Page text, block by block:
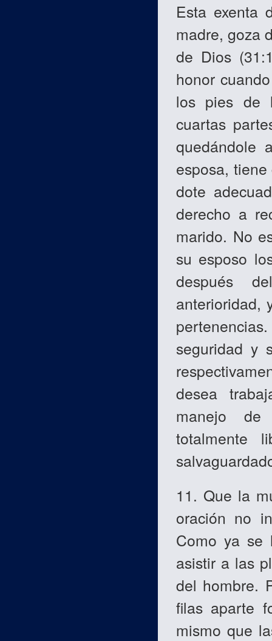
Esta exenta
madre, goza
de Dios
honor
los pies de
cuartas
quedándole
esposa,
dote
derecho a
marido. No
su esposo
después
anterioridad,
seguridad y
desea
manejo de
totalmente
11. Que la
oración no
Como ya se
asistir a las
del hombre.
filas aparte
mismo que